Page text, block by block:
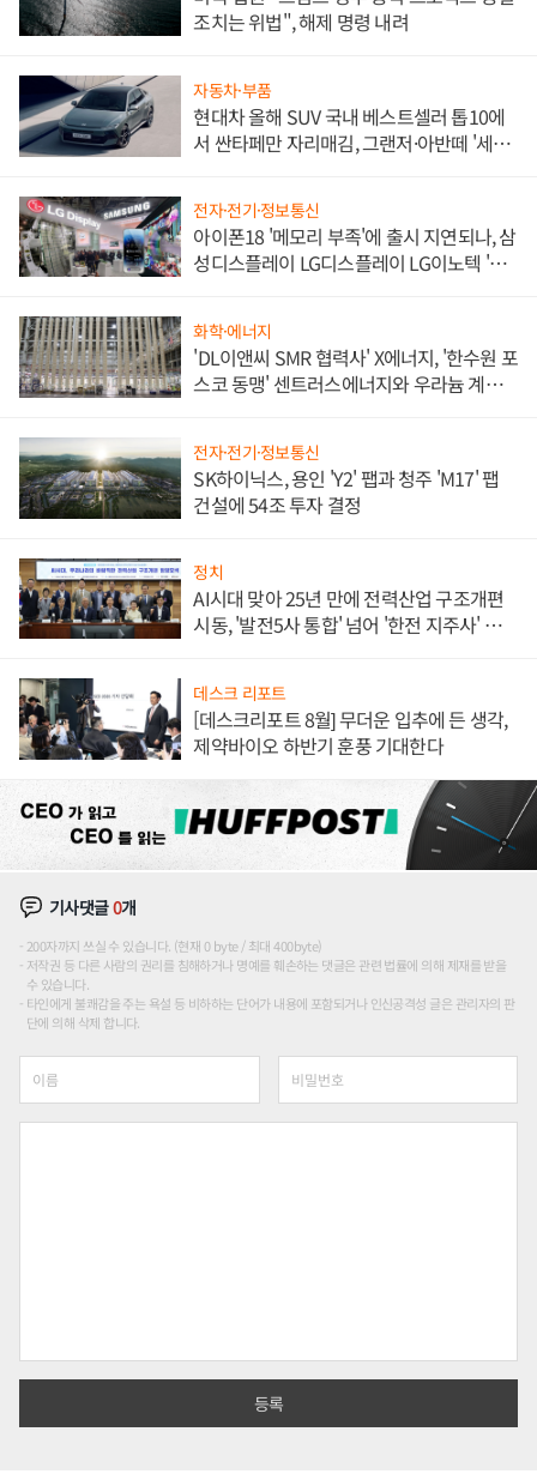
조치는 위법", 해제 명령 내려
자동차·부품
현대차 올해 SUV 국내 베스트셀러 톱10에
서 싼타페만 자리매김, 그랜저·아반떼 '세단
전자·전기·정보통신
아이폰18 '메모리 부족'에 출시 지연되나, 삼
성디스플레이 LG디스플레이 LG이노텍 '탈
화학·에너지
'DL이앤씨 SMR 협력사' X에너지, '한수원 포
스코 동맹' 센트러스에너지와 우라늄 계약
전자·전기·정보통신
SK하이닉스, 용인 'Y2' 팹과 청주 'M17' 팹
건설에 54조 투자 결정
정치
AI시대 맞아 25년 만에 전력산업 구조개편
시동, '발전5사 통합' 넘어 '한전 지주사' 재편
데스크 리포트
[데스크리포트 8월] 무더운 입추에 든 생각,
제약바이오 하반기 훈풍 기대한다
기사댓글0개
200자까지 쓰실 수 있습니다. (현재 0 byte / 최대 400byte)
저작권 등 다른 사람의 권리를 침해하거나 명예를 훼손하는 댓글은 관련 법률에 의해 제재를 받을
수 있습니다.
타인에게 불쾌감을 주는 욕설 등 비하하는 단어가 내용에 포함되거나 인신공격성 글은 관리자의 판
단에 의해 삭제 합니다.